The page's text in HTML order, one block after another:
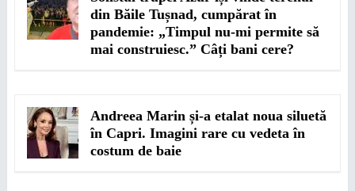
din Băile Tușnad, cumpărat în
pandemie: „Timpul nu-mi permite să
mai construiesc.” Câți bani cere?
Andreea Marin și-a etalat noua siluetă
în Capri. Imagini rare cu vedeta în
costum de baie